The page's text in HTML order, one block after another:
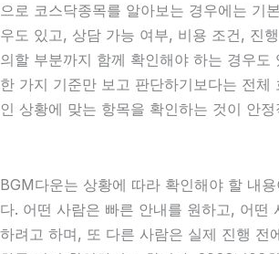
으로 코스닥종목를 알아보는 경우에는 기
우도 있고, 상담 가능 여부, 비용 조건, 진
의할 부분까지 함께 확인해야 하는 경우도
한 가지 기준만 보고 판단하기보다는 전체
인 상황에 맞는 항목을 확인하는 것이 안정
BGM다운는 상황에 따라 확인해야 할 내
다. 어떤 사람은 빠른 안내를 원하고, 어떤
하려고 하며, 또 다른 사람은 실제 진행 전